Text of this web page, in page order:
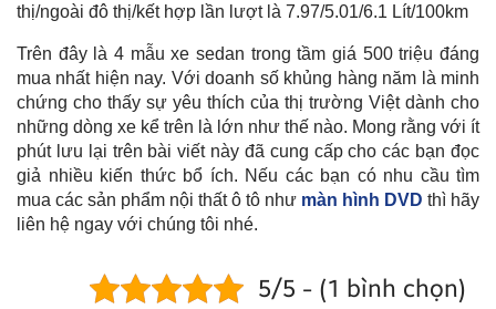
thị/ngoài đô thị/kết hợp lần lượt là 7.97/5.01/6.1 Lít/100km
Trên đây là 4 mẫu xe sedan trong tầm giá 500 triệu đáng
mua nhất hiện nay. Với doanh số khủng hàng năm là minh
chứng cho thấy sự yêu thích của thị trường Việt dành cho
những dòng xe kể trên là lớn như thế nào. Mong rằng với ít
phút lưu lại trên bài viết này đã cung cấp cho các bạn đọc
giả nhiều kiến thức bổ ích. Nếu các bạn có nhu cầu tìm
mua các sản phẩm nội thất ô tô như màn hình DVD thì hãy
liên hệ ngay với chúng tôi nhé.
5/5 - (1 bình chọn)